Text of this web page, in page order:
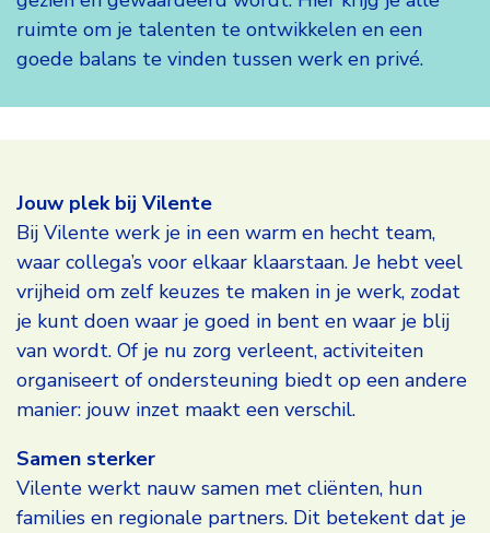
ruimte om je talenten te ontwikkelen en een
goede balans te vinden tussen werk en privé.
Vilente
als
werkgever
Jouw plek bij Vilente
Bij Vilente werk je in een warm en hecht team,
waar collega’s voor elkaar klaarstaan. Je hebt veel
vrijheid om zelf keuzes te maken in je werk, zodat
je kunt doen waar je goed in bent en waar je blij
van wordt. Of je nu zorg verleent, activiteiten
organiseert of ondersteuning biedt op een andere
manier: jouw inzet maakt een verschil.
Samen sterker
Vilente werkt nauw samen met cliënten, hun
families en regionale partners. Dit betekent dat je